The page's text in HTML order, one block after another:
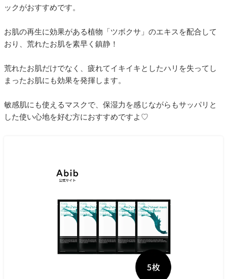
ックがおすすめです。
お肌の再生に効果がある植物「ツボクサ」のエキスを配合して
おり、荒れたお肌を素早く鎮静！
荒れたお肌だけでなく、疲れてイキイキとしたハリを失ってし
まったお肌にも効果を発揮します。
敏感肌にも使えるマスクで、保湿力を感じながらもサッパリと
した使い心地を好む方におすすめですよ♡